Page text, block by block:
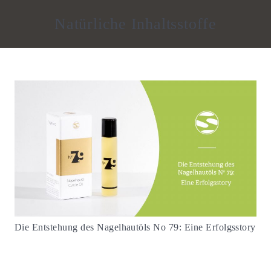
Natürliche Inhaltsstoffe
Die Entstehung des Nagelhautöls No 79: Eine Erfolgsstory